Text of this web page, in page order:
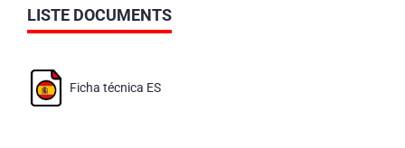
LISTE DOCUMENTS
Ficha técnica ES